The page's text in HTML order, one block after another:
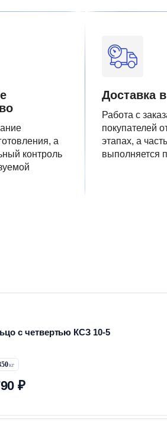
а
контроль
Доставка
Работа с
покупателей
этапах, а
выполняется
с четвертью КСЗ 10-5
₽